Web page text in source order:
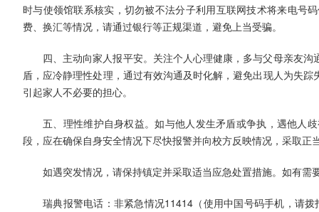
时与使领馆联系核实，切勿被不法分子利用互联网技术将来电号
费、换汇等情况，请通过银行等正规渠道，避免上当受骗。
四、主动向家人报平安。关注个人心理健康，多与父母亲友
盾，应冷静理性处理，通过有效沟通及时化解，避免出现人为失
引起家人不必要的担心。
五、理性维护自身权益。如与他人发生矛盾或争执，遇他人
段，应在确保自身安全情况下尽快报警并向校方反映情况，采取正
如遇突发情况，请保持镇定并采取适当应急处置措施。如有需
瑞典报警电话：非紧急情况11414（使用中国号码手机，请